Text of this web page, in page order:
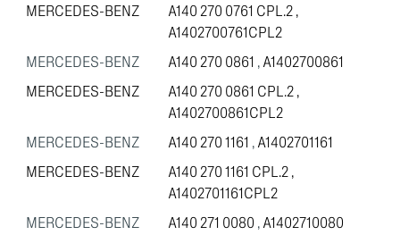
MERCEDES-BENZ
A140 270 0761 CPL.2,
A1402700761CPL2
MERCEDES-BENZ
A140 270 0861 ,A1402700861
MERCEDES-BENZ
A140 270 0861 CPL.2,
A1402700861CPL2
MERCEDES-BENZ
A140 270 1161 ,A1402701161
MERCEDES-BENZ
A140 270 1161 CPL.2,
A1402701161CPL2
MERCEDES-BENZ
A140 271 0080 ,A1402710080